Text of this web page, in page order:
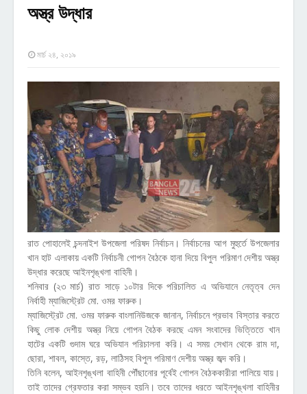
অস্ত্র উদ্ধার
মার্চ ২৪, ২০১৯
রাত পোহালেই চন্দনাইশ উপজেলা পরিষদ নির্বাচন। নির্বাচনের আগ মুহুর্তে উপজেলার
খান হাট এলাকায় একটি নির্বাচনী গোপন বৈঠকে হানা দিয়ে বিপুল পরিমাণ দেশীয় অস্ত্র
উদ্ধার করেছে আইনশৃঙ্খলা বাহিনী।
শনিবার (২৩ মার্চ) রাত সাড়ে ১০টার দিকে পরিচালিত এ অভিযানে নেতৃত্ব দেন
নির্বাহী ম্যাজিস্ট্রেট মো. ওমর ফারুক।
ম্যাজিস্ট্রেট মো. ওমর ফারুক বাংলানিউজকে জানান, নির্বাচনে প্রভাব বিস্তার করতে
কিছু লোক দেশীয় অস্ত্র নিয়ে গোপন বৈঠক করছে এমন সংবাদের ভিত্তিতে খান
হাটের একটি গুদাম ঘরে অভিযান পরিচালনা করি। এ সময় সেখান থেকে রাম দা,
ছোরা, শাবল, কাস্তে, রড়, লাঠিসহ বিপুল পরিমাণ দেশীয় অস্ত্র জব্দ করি।
তিনি বলেন, আইনশৃঙ্খলা বাহিনী পৌঁছানোর পূর্বেই গোপন বৈঠককারীরা পালিয়ে যায়।
তাই তাদের গ্রেফতার করা সম্ভব হয়নি। তবে তাদের ধরতে আইনশৃঙ্খলা বাহিনীর